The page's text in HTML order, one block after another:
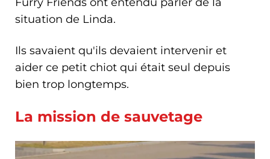
situation de Linda.
Ils savaient qu'ils devaient intervenir et
aider ce petit chiot qui était seul depuis
bien trop longtemps.
La mission de sauvetage